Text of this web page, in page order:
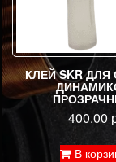
КЛЕЙ SKR
400.00
В